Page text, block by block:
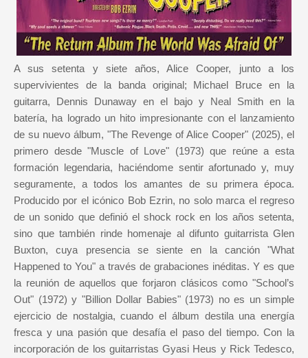
A sus setenta y siete años, Alice Cooper, junto a los
supervivientes de la banda original; Michael Bruce en la
guitarra, Dennis Dunaway en el bajo y Neal Smith en la
batería, ha logrado un hito impresionante con el lanzamiento
de su nuevo álbum, "The Revenge of Alice Cooper" (2025), el
primero desde "Muscle of Love" (1973) que reúne a esta
formación legendaria, haciéndome sentir afortunado y, muy
seguramente, a todos los amantes de su primera época.
Producido por el icónico Bob Ezrin, no solo marca el regreso
de un sonido que definió el shock rock en los años setenta,
sino que también rinde homenaje al difunto guitarrista Glen
Buxton, cuya presencia se siente en la canción "What
Happened to You" a través de grabaciones inéditas. Y es que
la reunión de aquellos que forjaron clásicos como "School’s
Out" (1972) y "Billion Dollar Babies" (1973) no es un simple
ejercicio de nostalgia, cuando el álbum destila una energía
fresca y una pasión que desafía el paso del tiempo. Con la
incorporación de los guitarristas Gyasi Heus y Rick Tedesco,